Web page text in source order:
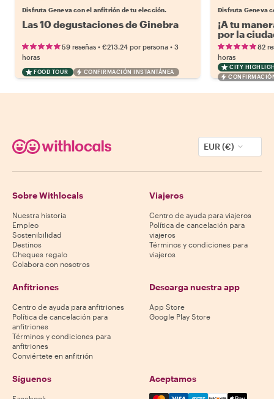
Disfruta Geneva con el anfitrión de tu elección.
Las 10 degustaciones de Ginebra
59 reseñas • €213.24 por persona • 3
horas
FOOD TOUR CONFIRMACIÓN INSTANTÁNEA
Disfruta Geneva
¡A tu
por la
82
horas
CITY
EUR (€)
Sobre Withlocals
Nuestra historia
Empleo
Sostenibilidad
Destinos
Cheques regalo
Colabora con nosotros
Viajeros
Centro de ayuda para viajeros
Política de cancelación para
viajeros
Términos y condiciones para
viajeros
Anfitriones
Centro de ayuda para anfitriones
Política de cancelación para
anfitriones
Términos y condiciones para
anfitriones
Conviértete en anfitrión
Descarga nuestra app
App Store
Google Play Store
Síguenos Aceptamos